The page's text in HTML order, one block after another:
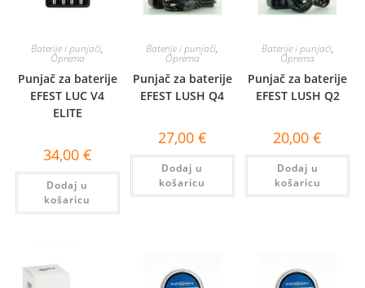
Baterije i punjači,
Oprema
Punjač za baterije
EFEST LUC V4
ELITE
34,00 €
Dodaj u
košaricu
Baterije i punjači,
Oprema
Punjač za baterije
EFEST LUSH Q4
27,00 €
Dodaj u
košaricu
Baterije i punjači,
Oprema
Punjač za baterije
EFEST LUSH Q2
20,00€
Dodaj u
košaricu